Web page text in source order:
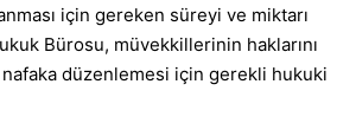
için gereken süreyi ve miktarı
Bürosu, müvekkillerinin haklarını
düzenlemesi için gerekli hukuki